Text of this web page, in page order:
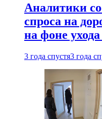
Аналитики
спроса на
на фоне
3 года спустя3 года